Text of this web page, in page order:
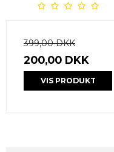
399,00 DKK
200,00 DKK
VIS PRODUKT